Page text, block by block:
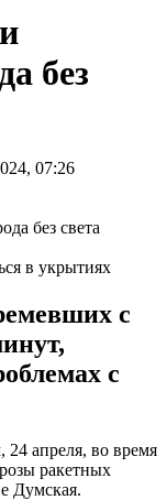
без
07:26
в укрытиях
с
с
24 апреля, во время
ракетных
Думская.